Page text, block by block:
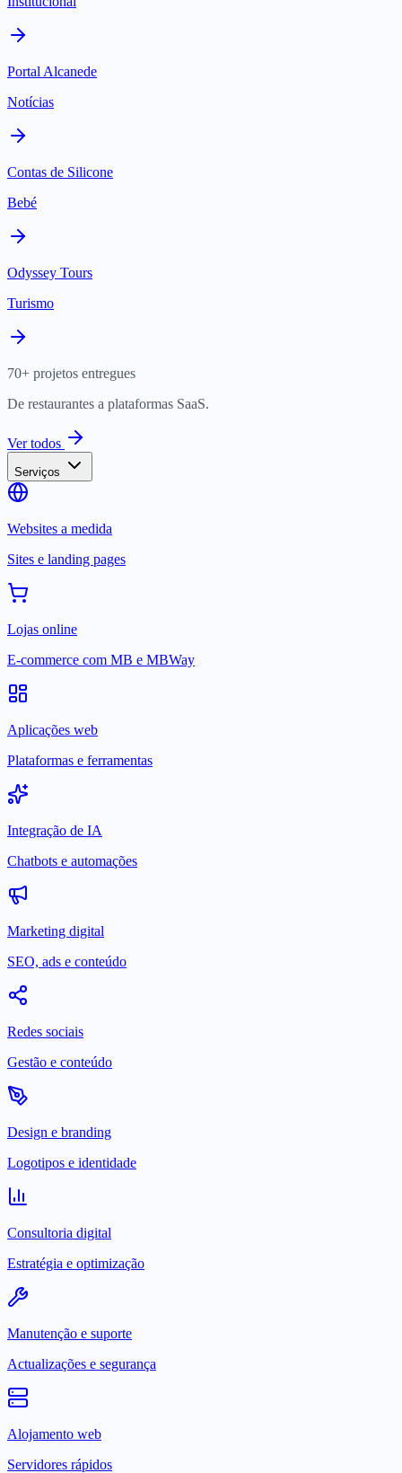
Portal Alcanede
Notícias
Contas de Silicone
Bebé
Odyssey Tours
Turismo
70+ projetos entregues
De restaurantes a plataformas SaaS.
Ver todos
Serviços
Websites a medida
Sites e landing pages
Lojas online
E-commerce com MB e MBWay
Aplicações web
Plataformas e ferramentas
Integração de IA
Chatbots e automações
Marketing digital
SEO, ads e conteúdo
Redes sociais
Gestão e conteúdo
Design e branding
Logotipos e identidade
Consultoria digital
Estratégia e optimização
Manutenção e suporte
Actualizações e segurança
Alojamento web
Servidores rápidos